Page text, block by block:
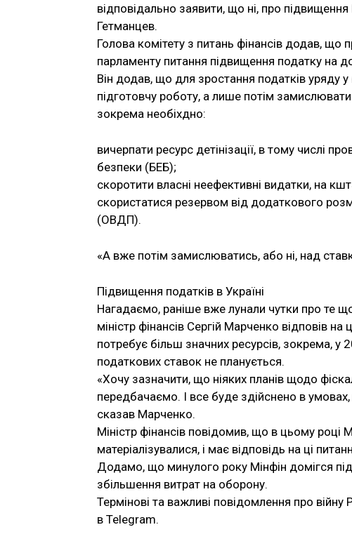
відповідально заявити, що ні, про
Гетманцев.
Голова комітету з питань фінансів додав, що
парламенту питання підвищення податку на
Він додав, що для зростання податків уряду
підготовчу роботу, а лише потім
зокрема необіхдно:
вичерпати ресурс детінізації, в тому числі
безпеки (БЕБ);
скоротити власні неефективні видатки, на
скористатися резервом від додаткового
(ОВДП).
«А вже потім замислюватись, або ні, над
Підвищення податків в Україні
Нагадаємо, раніше вже лунали чутки про те
міністр фінансів Сергій Марченко відповів
потребує більш значних ресурсів, зокрема,
податкових ставок не планується.
«Хочу зазначити, що ніяких планів щодо
передбачаємо. І все буде здійснено в
сказав Марченко.
Міністр фінансів повідомив, що в цьому році
матеріалізувалися, і має відповідь на ці
Додамо, що минулого року Мінфін домігся
збільшення витрат на оборону.
Термінові та важливі повідомлення про війну
в Telegram.